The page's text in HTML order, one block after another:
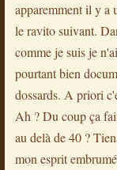
apparemment il y a
le ravito suivant.
comme je suis je
pourtant bien
dossards. A priori
Ah ? Du coup ça
au delà de 40 ?
mon esprit